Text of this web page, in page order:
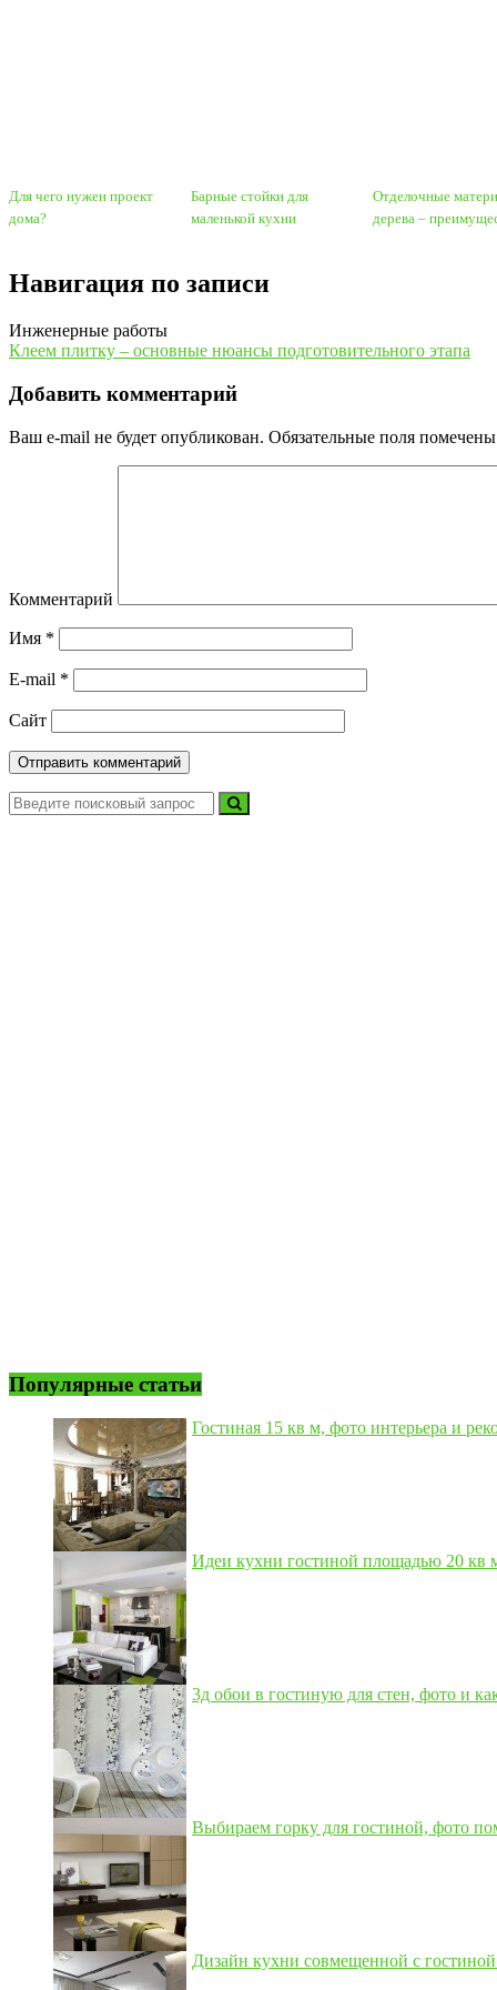
Для чего нужен проект
дома?
Барные стойки для
маленькой кухни
Отделочные
дерева –
Навигация по записи
Инженерные работы
Клеем плитку – основные нюансы подготовительного этапа
Добавить комментарий
Ваш e-mail не будет опубликован. Обязательные поля помечены
Комментарий
Имя *
E-mail *
Сайт
Популярные статьи
Гостиная 15 кв м, фото интерьера и
Идеи кухни гостиной площадью 20 кв
3д обои в гостиную для стен, фото и
Выбираем горку для гостиной, фото
Дизайн кухни совмещенной с